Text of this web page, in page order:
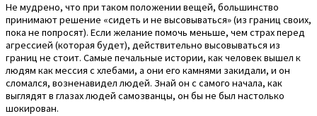
Не мудрено, что при таком положении вещей, большинство
принимают решение «сидеть и не высовываться» (из границ своих,
пока не попросят). Если желание помочь меньше, чем страх перед
агрессией (которая будет), действительно высовываться из
границ не стоит. Самые печальные истории, как человек вышел к
людям как мессия с хлебами, а они его камнями закидали, и он
сломался, возненавидел людей. Знай он с самого начала, как
выглядят в глазах людей самозванцы, он бы не был настолько
шокирован.